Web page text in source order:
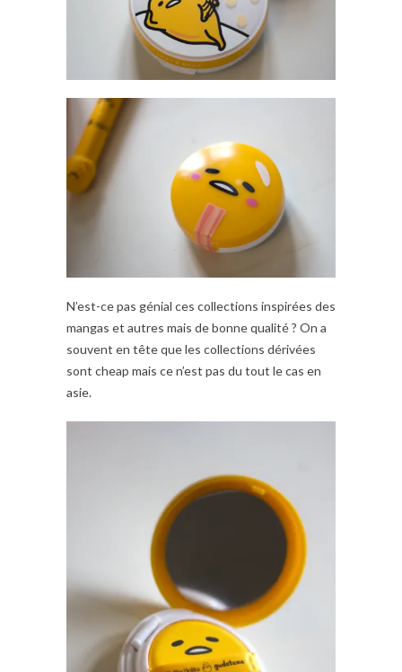
N’est-ce pas génial ces collections inspirées des
mangas et autres mais de bonne qualité ? On a
souvent en tête que les collections dérivées
sont cheap mais ce n’est pas du tout le cas en
asie.